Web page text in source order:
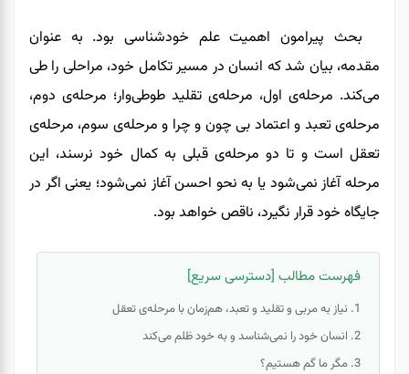
بحث پیرامون اهمیت علم خودشناسی بود. به عنوان
مقدمه، بیان شد که انسان در مسیر تکامل خود، مراحلی را طی
می‌کند. مرحله‌ی اول، مرحله‌ی تقلید طوطی‌وار؛ مرحله‌ی دوم،
مرحله‌ی تعبد و اعتماد بی چون و چرا و مرحله‌ی سوم، مرحله‌ی
تعقل است و تا دو مرحله‌ی قبلی به کمال خود نرسند، این
مرحله آغاز نمی‌شود یا به نحو احسن آغاز نمی‌شود؛ یعنی اگر در
جایگاه خود قرار نگیرد، ناقص خواهد بود.
فهرست مطالب [دسترسی سریع]
نیاز به مربی و تقلید و تعبد، هم‌زمان با مرحله‌ی تعقل
انسان خود را نمی‌شناسد و به خود ظلم می‌کند
مگر ما گم هستیم؟